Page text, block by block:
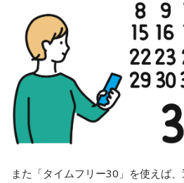
また「タイムフリー30」を使えば